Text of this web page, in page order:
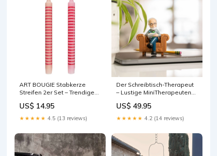
ART BOUGIE Stabkerze
Streifen 2er Set – Trendige
rutschfeste Sohle
US$ 14.95
★★★★★ 4.5 (13 reviews)
Der Schreibtisch-Therapeut
– Lustige MiniTherapeuten-
Variante:Der Schreibtisch-
Therapeut - Deutsch
US$ 49.95
★★★★★ 4.2 (14 reviews)